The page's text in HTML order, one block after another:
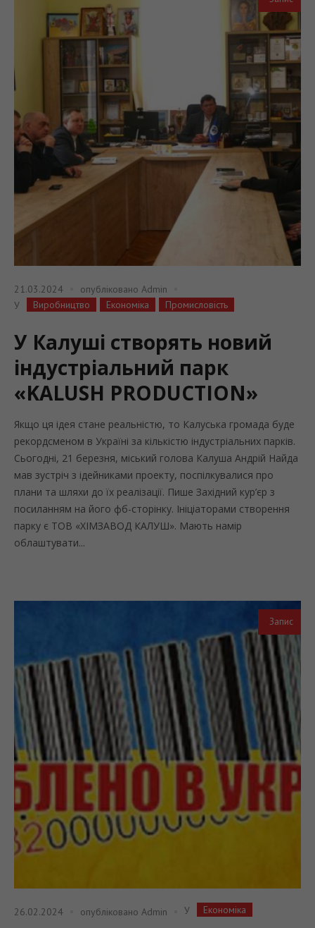
21.03.2024 опубліковано Admin
У
Виробництво Економіка Промисловість
У Калуші створять новий
індустріальний парк
«KALUSH PRODUCTION»
Якщо ця ідея стане реальністю, то Калуська громада буде
рекордсменом в Україні за кількістю індустріальних парків.
Сьогодні, 21 березня, міський голова Калуша Андрій Найда
мав зустріч з ідейниками проекту, поспілкувалися про
плани та шляхи до їх реалізації. Пише Західний кур’єр з
посиланням на його фб-сторінку. Ініціаторами створення
парку є ТОВ «ХІМЗАВОД КАЛУШ». Мають намір
облаштувати...
Запис
26.02.2024 опубліковано Admin У Економіка